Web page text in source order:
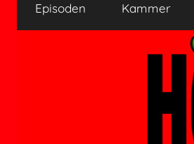
nicht!
Episoden Kammer